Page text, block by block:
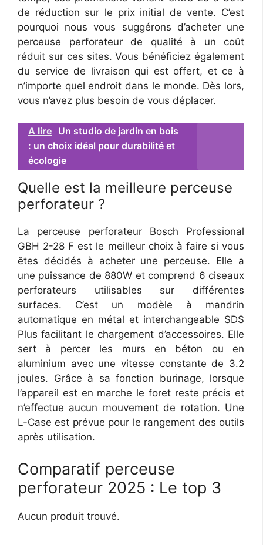
de réduction sur le prix initial de vente. C’est
pourquoi nous vous suggérons d’acheter une
perceuse perforateur de qualité à un coût
réduit sur ces sites. Vous bénéficiez également
du service de livraison qui est offert, et ce à
n’importe quel endroit dans le monde. Dès lors,
vous n’avez plus besoin de vous déplacer.
A lire Un studio de jardin en bois
: un choix idéal pour durabilité et
écologie
Quelle est la meilleure perceuse
perforateur ?
La perceuse perforateur Bosch Professional
GBH 2-28 F est le meilleur choix à faire si vous
êtes décidés à acheter une perceuse. Elle a
une puissance de 880W et comprend 6 ciseaux
perforateurs utilisables sur différentes
surfaces. C’est un modèle à mandrin
automatique en métal et interchangeable SDS
Plus facilitant le chargement d’accessoires. Elle
sert à percer les murs en béton ou en
aluminium avec une vitesse constante de 3.2
joules. Grâce à sa fonction burinage, lorsque
l’appareil est en marche le foret reste précis et
n’effectue aucun mouvement de rotation. Une
L-Case est prévue pour le rangement des outils
après utilisation.
Comparatif perceuse
perforateur 2025 : Le top 3
Aucun produit trouvé.